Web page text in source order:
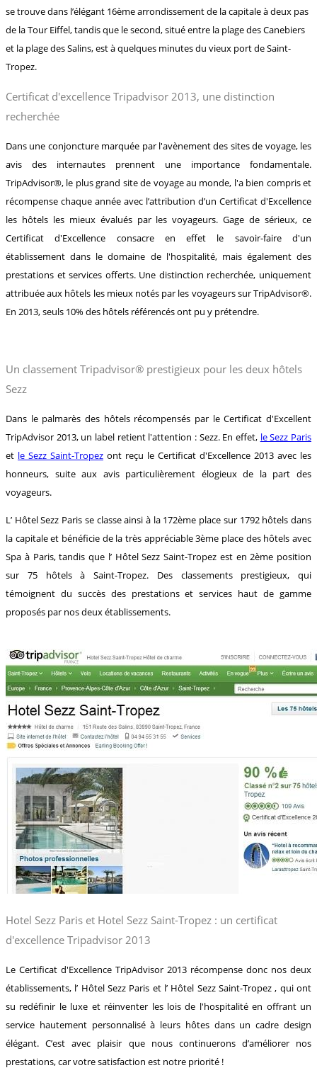
se trouve dans l’élégant 16ème arrondissement de la capitale à deux pas
de la Tour Eiffel, tandis que le second, situé entre la plage des Canebiers
et la plage des Salins, est à quelques minutes du vieux port de Saint-
Tropez.
Certificat d'excellence Tripadvisor 2013, une distinction
recherchée
Dans une conjoncture marquée par l'avènement des sites de voyage, les
avis des internautes prennent une importance fondamentale.
TripAdvisor®, le plus grand site de voyage au monde, l'a bien compris et
récompense chaque année avec l’attribution d’un Certificat d'Excellence
les hôtels les mieux évalués par les voyageurs. Gage de sérieux, ce
Certificat d'Excellence consacre en effet le savoir-faire d'un
établissement dans le domaine de l'hospitalité, mais également des
prestations et services offerts. Une distinction recherchée, uniquement
attribuée aux hôtels les mieux notés par les voyageurs sur TripAdvisor®.
En 2013, seuls 10% des hôtels référencés ont pu y prétendre.
Un classement Tripadvisor® prestigieux pour les deux hôtels
Sezz
Dans le palmarès des hôtels récompensés par le Certificat d'Excellent
TripAdvisor 2013, un label retient l'attention : Sezz. En effet, le Sezz Paris
et le Sezz Saint-Tropez ont reçu le Certificat d'Excellence 2013 avec les
honneurs, suite aux avis particulièrement élogieux de la part des
voyageurs.
L’ Hôtel Sezz Paris se classe ainsi à la 172ème place sur 1792 hôtels dans
la capitale et bénéficie de la très appréciable 3ème place des hôtels avec
Spa à Paris, tandis que l’ Hôtel Sezz Saint-Tropez est en 2ème position
sur 75 hôtels à Saint-Tropez. Des classements prestigieux, qui
témoignent du succès des prestations et services haut de gamme
proposés par nos deux établissements.
Hotel Sezz Paris et Hotel Sezz Saint-Tropez : un certificat
d'excellence Tripadvisor 2013
Le Certificat d'Excellence TripAdvisor 2013 récompense donc nos deux
établissements, l’ Hôtel Sezz Paris et l’ Hôtel Sezz Saint-Tropez , qui ont
su redéfinir le luxe et réinventer les lois de l'hospitalité en offrant un
service hautement personnalisé à leurs hôtes dans un cadre design
élégant. C’est avec plaisir que nous continuerons d’améliorer nos
prestations, car votre satisfaction est notre priorité !